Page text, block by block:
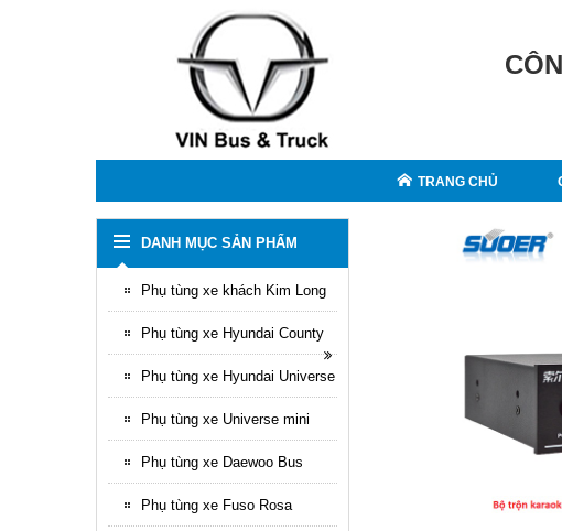
TRANG CHỦ
DANH MỤC SẢN PHẨM
Phụ tùng xe khách Kim Long
Phụ tùng xe Hyundai County
Phụ tùng xe Hyundai Universe
Phụ tùng xe Universe mini
Phụ tùng xe Daewoo Bus
Phụ tùng xe Fuso Rosa